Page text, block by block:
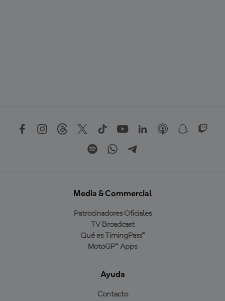
Media & Commercial
Patrocinadores Oficiales
TV Broadcast
Qué es TimingPass™
MotoGP™ Apps
Ayuda
Contacto